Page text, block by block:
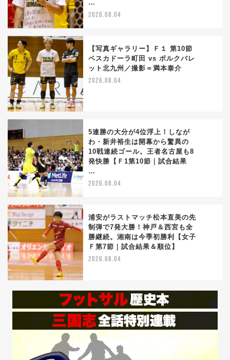
…
2026.08.04
【写真ギャラリー】Ｆ１ 第10節
ペスカドーラ町田 vs ボルクバレ
ット北九州／撮影＝満本泰介
2026.08.04
5連勝の大分が4位浮上！しなが
わ・新井裕生は開幕から驚異の
10戦連続ゴール。王者名古屋も8
発快勝【Ｆ1第10節｜試合結果
…
2026.08.04
浦安がラストマッチ松本直美の先
制弾で7発大勝！神戸＆西宮も全
勝継続。湘南は今季初勝利【女子
Ｆ第7節｜試合結果＆順位】
2026.08.04